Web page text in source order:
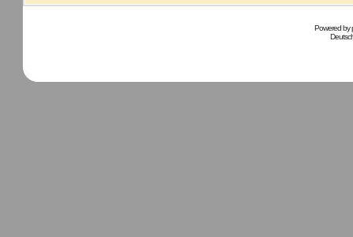
Powered by